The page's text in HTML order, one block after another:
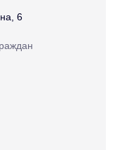
6